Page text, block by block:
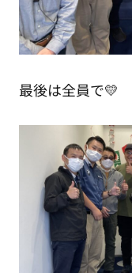
最後は全員で💛